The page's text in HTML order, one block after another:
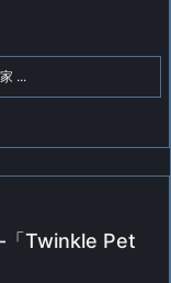
...
「Twinkle Pet